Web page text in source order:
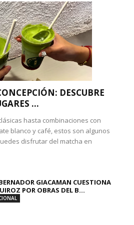
DESCUBRE
...
hasta combinaciones con
blanco y café, estos son algunos
disfrutar del matcha en
GIACAMAN CUESTIONA
POR OBRAS DEL B...